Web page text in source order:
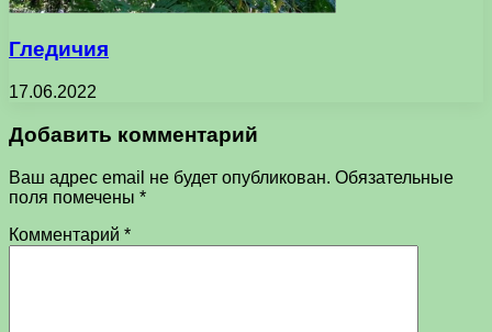
Гледичия
17.06.2022
Добавить комментарий
Ваш адрес email не будет опубликован. Обязательные
поля помечены *
Комментарий *